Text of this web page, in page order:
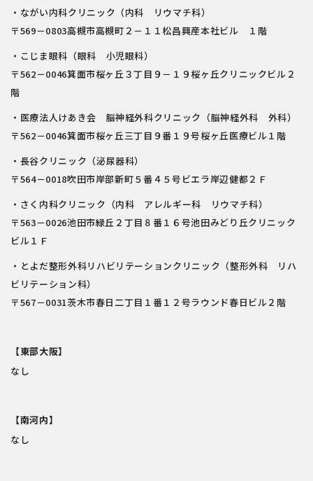
・ながい内科クリニック（内科 リウマチ科）
〒569－0803高槻市高槻町２－１１松昌興産本社ビル １階
・こじま眼科（眼科 小児眼科）
〒562－0046箕面市桜ヶ丘３丁目９－１９桜ヶ丘クリニックビル２
階
・医療法人けあき会 脳神経外科クリニック（脳神経外科 外科）
〒562－0046箕面市桜ヶ丘三丁目９番１９号桜ヶ丘医療ビル１階
・長谷クリニック（泌尿器科）
〒564－0018吹田市岸部新町５番４５号ビエラ岸辺健都２Ｆ
・さく内科クリニック（内科 アレルギー科 リウマチ科）
〒563－0026池田市緑丘２丁目８番１６号池田みどり丘クリニック
ビル１Ｆ
・とよだ整形外科リハビリテーションクリニック（整形外科 リハ
ビリテーション科）
〒567－0031茨木市春日二丁目１番１２号ラウンド春日ビル２階
【東部大阪】
なし
【南河内】
なし